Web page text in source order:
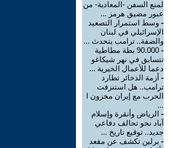
لمنع السفن -المعادية- من
عبور مضيق هرمز ...
- وسط استمرار التصعيد
الإسرائيلي في لبنان
والضفة.. ترامب يتحدث ...
-
90.000 بطة مطاطية
تتسابق في نهر شيكاغو
دعما للأعمال الخيرية ...
- أزمة الذخائر تطارد
ترامب.. هل استنزفت
الحرب مع إيران مخزون ا
...
- الرياض وأنقرة وإسلام
آباد نحو تحالف دفاعي
جديد.. توقيع تاريخ ...
- برلين تكشف عن مقعد